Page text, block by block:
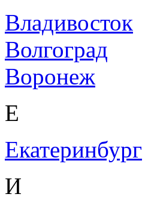
Владивосток
Волгоград
Воронеж
Е
Екатеринбург
И